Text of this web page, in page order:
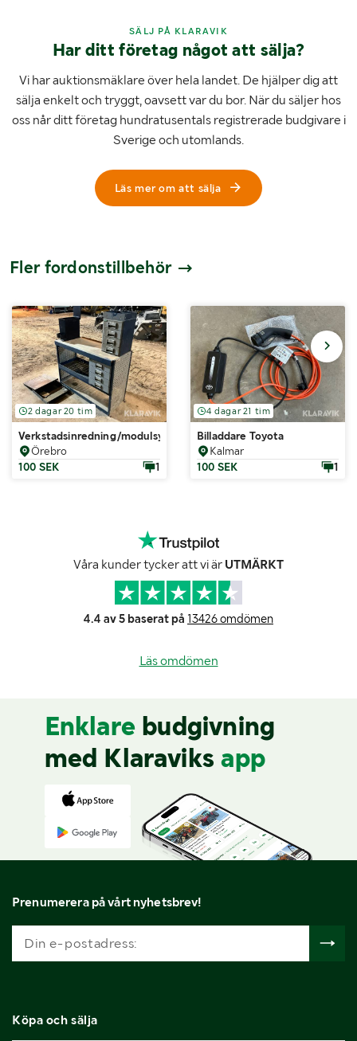
SÄLJ PÅ KLARAVIK
Har ditt företag något att sälja?
Vi har auktionsmäklare över hela landet. De hjälper dig att
sälja enkelt och tryggt, oavsett var du bor. När du säljer hos
oss når ditt företag hundratusentals registrerade budgivare i
Sverige och utomlands.
Läs mer om att sälja
Fler fordonstillbehör
2 dagar 20 tim
Verkstadsinredning/modulsystem transportbil Bista System
Örebro
100 SEK
1
4 dagar 21 tim
Billaddare Toyota
Kalmar
100 SEK
1
Våra kunder tycker att vi är UTMÄRKT
4.4 av 5 baserat på 13426 omdömen
Läs omdömen
Enklare budgivning
med Klaraviks app
Prenumerera på vårt nyhetsbrev!
Köpa och sälja